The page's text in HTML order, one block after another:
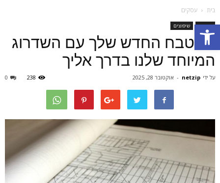
Open toolbar
בית עסקים
עסקים שיפוצים
המטבח החדש שלך עם השדרוג
המיוחד שלנו בדרך אליך
על ידי netzip
- אוקטובר 28, 2025 0 238